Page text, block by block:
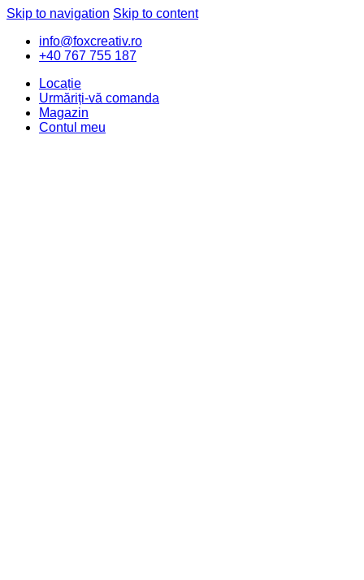
Skip to navigation Skip to content
info@foxcreativ.ro
+40 767 755 187
Locație
Urmăriți-vă comanda
Magazin
Contul meu